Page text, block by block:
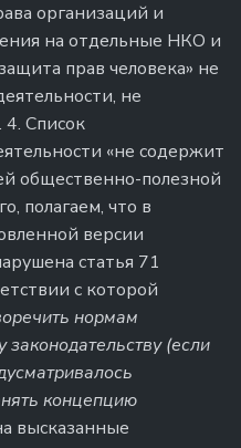
организаций и
на отдельные НКО и
прав человека» не
не
4. Список
«не содержит
общественно-полезной
полагаем, что в
версии
статья 71
с которой
нормам
(если
концепцию
высказанные